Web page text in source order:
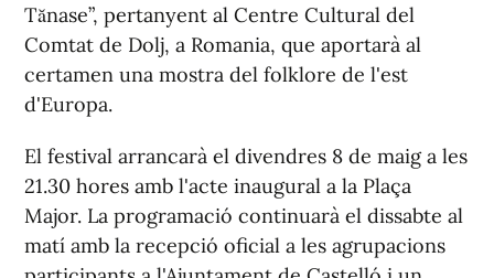
Tănase”, pertanyent al Centre Cultural del
Comtat de Dolj, a Romania, que aportarà al
certamen una mostra del folklore de l'est
d'Europa.
El festival arrancarà el divendres 8 de maig a les
21.30 hores amb l'acte inaugural a la Plaça
Major. La programació continuarà el dissabte al
matí amb la recepció oficial a les agrupacions